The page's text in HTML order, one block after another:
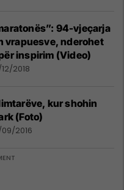
94-vjeçarja
vrapuesve, nderohet
inspirim (Video)
2018
kur shohin
(Foto)
2016